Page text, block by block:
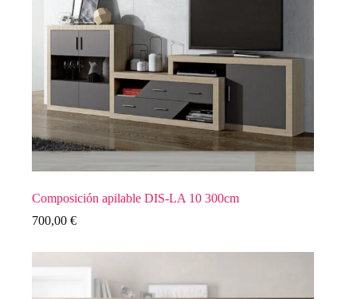
Composición apilable DIS-LA 10 300cm
700,00 €